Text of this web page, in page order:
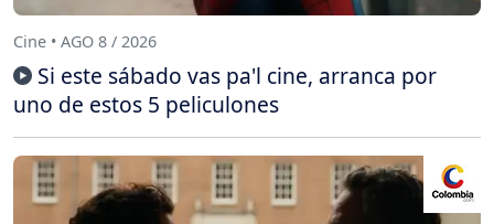
Cine • AGO 8 / 2026
Si este sábado vas pa'l cine, arranca por
uno de estos 5 peliculones